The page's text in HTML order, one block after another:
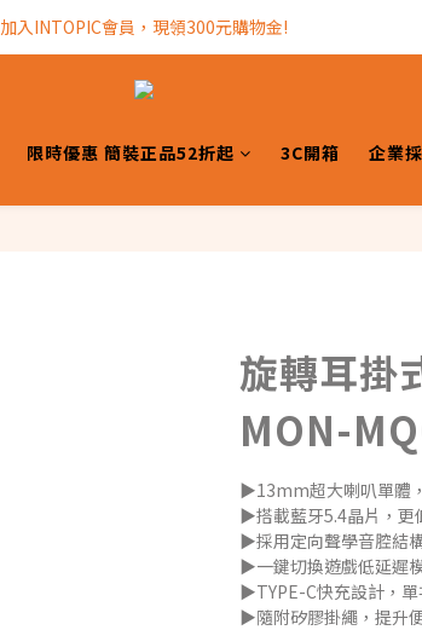
加入INTOPIC會員，現領300元購物金!
加入INTOPIC會員，現領300元購物金!
全館滿$499免運費!
限時優惠 簡裝正品52折起 3C開箱 企業
旋轉耳掛
MON-
▶13mm超大喇叭單體
▶搭載藍牙5.4晶片，更
▶採用定向聲學音腔結
▶一鍵切換遊戲低延遲
▶TYPE-C快充設計，單
▶隨附矽膠掛繩，提升